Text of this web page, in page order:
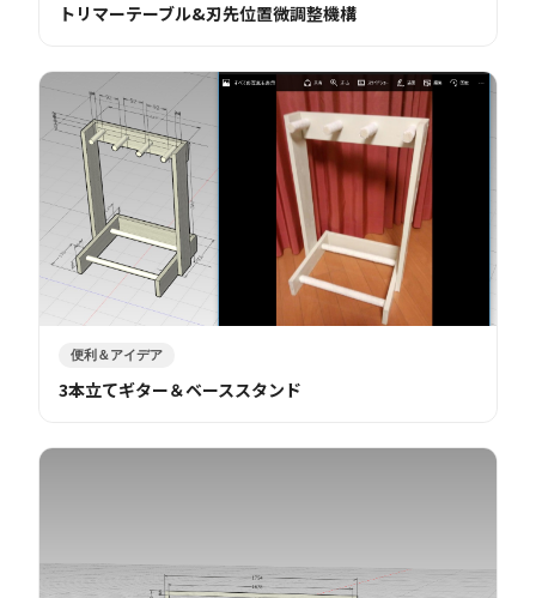
トリマーテーブル&刃先位置微調整機構
便利＆アイデア
3本立てギター＆ベーススタンド